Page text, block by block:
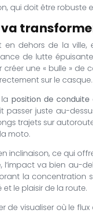
qui doit être
en dehors de la
de lutte
une « bulle »
sur le casque.
position de conduite
passer juste au-
trajets sur
moto.
inclinaison, ce qui
l’impact va bien
la concentration
le plaisir de la route.
de visualiser où le